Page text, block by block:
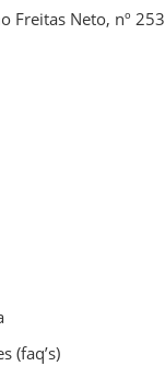
Freitas Neto, nº 253
(faq’s)